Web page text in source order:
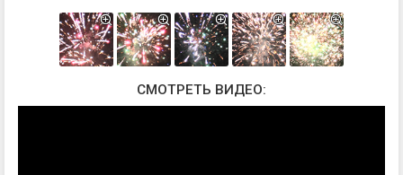
СМОТРЕТЬ ВИДЕО: